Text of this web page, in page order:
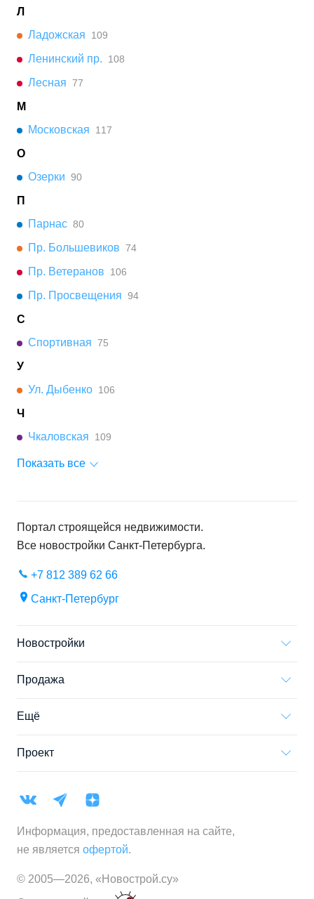
Л
Ладожская
109
Ленинский пр. 108
Лесная 77
М
Московская
117
О
Озерки 90
П
Парнас 80
Пр. Большевиков 74
Пр. Ветеранов 106
Пр. Просвещения 94
С
Спортивная 75
У
Ул. Дыбенко 106
Ч
Чкаловская
109
Показать все
Портал строящейся недвижимости.
Все новостройки Санкт-Петербурга.
+7 812 389 62 66
Санкт-Петербург
Новостройки
Продажа
Ещё
Проект
Информация, предоставленная на сайте,
не является офертой.
© 2005—2026, «Новострой.су»